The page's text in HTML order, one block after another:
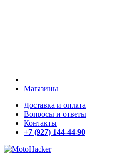
Магазины
Доставка и оплата
Вопросы и ответы
Контакты
+7 (927) 144-44-90